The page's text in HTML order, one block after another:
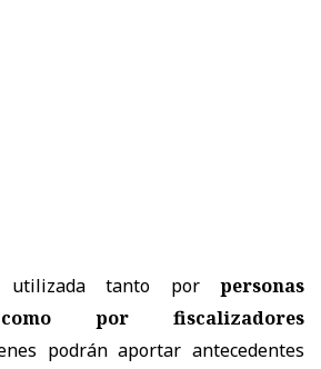
utilizada tanto por personas
por fiscalizadores
podrán aportar antecedentes